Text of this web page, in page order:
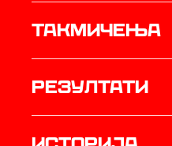
Такмичења
резултати